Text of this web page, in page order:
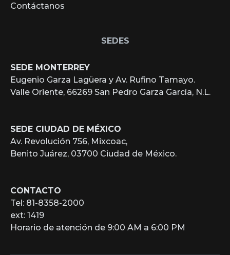
Contáctanos
SEDES
SEDE MONTERREY
Eugenio Garza Lagüera y Av. Rufino Tamayo.
Valle Oriente, 66269 San Pedro Garza García, N.L.
SEDE CIUDAD DE MÉXICO
Av. Revolución 756, Mixcoac,
Benito Juárez, 03700 Ciudad de México.
CONTACTO
Tel: 81-8358-2000
ext: 1419
Horario de atención de 9:00 AM a 6:00 PM